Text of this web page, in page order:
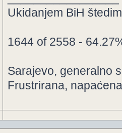
Ukidanjem BiH
1644 of 2558 -
Sarajevo, generalno
Frustrirana,